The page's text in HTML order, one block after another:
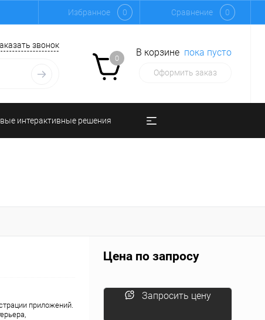
Избранное 0 Сравнение 0
звонок
0
В корзине пока пусто
Оформить заказ
интерактивные решения
приложений.
Цена по запросу
Запросить цену